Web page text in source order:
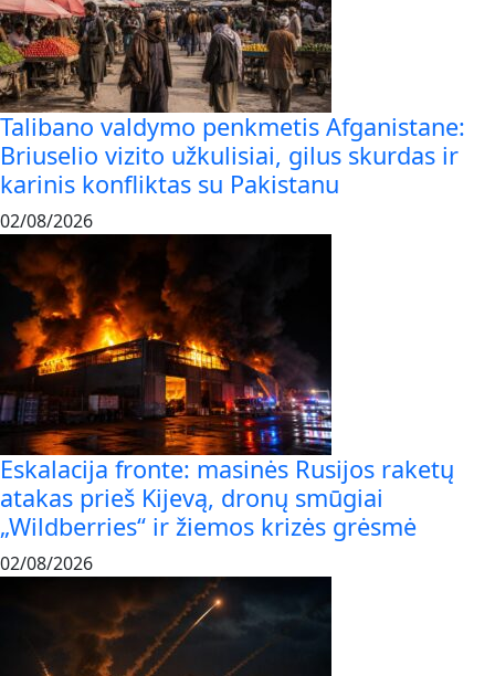
Talibano valdymo penkmetis Afganistane:
Briuselio vizito užkulisiai, gilus skurdas ir
karinis konfliktas su Pakistanu
02/08/2026
Eskalacija fronte: masinės Rusijos raketų
atakas prieš Kijevą, dronų smūgiai
„Wildberries“ ir žiemos krizės grėsmė
02/08/2026